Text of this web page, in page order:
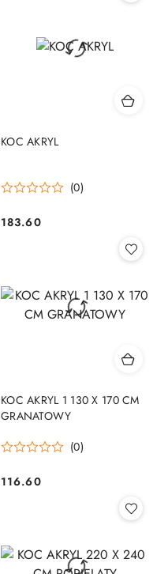
KOC AKRYL
(0)
Cena:
183.60
KOC AKRYL 1 130 X 170 CM
GRANATOWY
(0)
Cena:
116.60